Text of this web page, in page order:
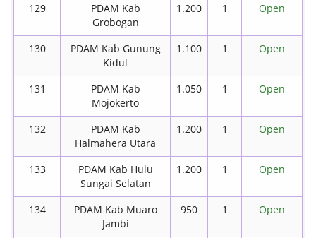
129
PDAM Kab
Grobogan
1.200 1 Open
130
PDAM Kab Gunung
Kidul
1.100 1 Open
131
PDAM Kab
Mojokerto
1.050 1 Open
132
PDAM Kab
Halmahera Utara
1.200 1 Open
133
PDAM Kab Hulu
Sungai Selatan
1.200 1 Open
134
PDAM Kab Muaro
Jambi
950 1 Open